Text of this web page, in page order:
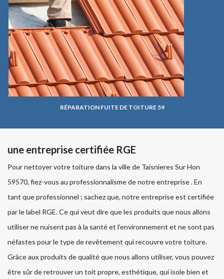
RÉPARATION FUITE DE TOITURE 59
une entreprise certifiée RGE
Pour nettoyer votre toiture dans la ville de Taisnieres Sur Hon
59570, fiez-vous au professionnalisme de notre entreprise . En
tant que professionnel ; sachez que, notre entreprise est certifiée
par le label RGE. Ce qui veut dire que les produits que nous allons
utiliser ne nuisent pas à la santé et l’environnement et ne sont pas
néfastes pour le type de revêtement qui recouvre votre toiture.
Grâce aux produits de qualité que nous allons utiliser, vous pouvez
être sûr de retrouver un toit propre, esthétique, qui isole bien et